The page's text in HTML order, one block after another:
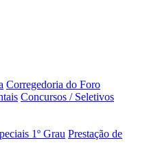
Corregedoria do Foro
Concursos / Seletivos
1º Grau Prestação de